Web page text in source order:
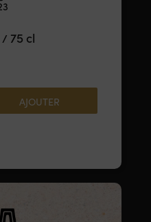
/ 75 cl
AJOUTER